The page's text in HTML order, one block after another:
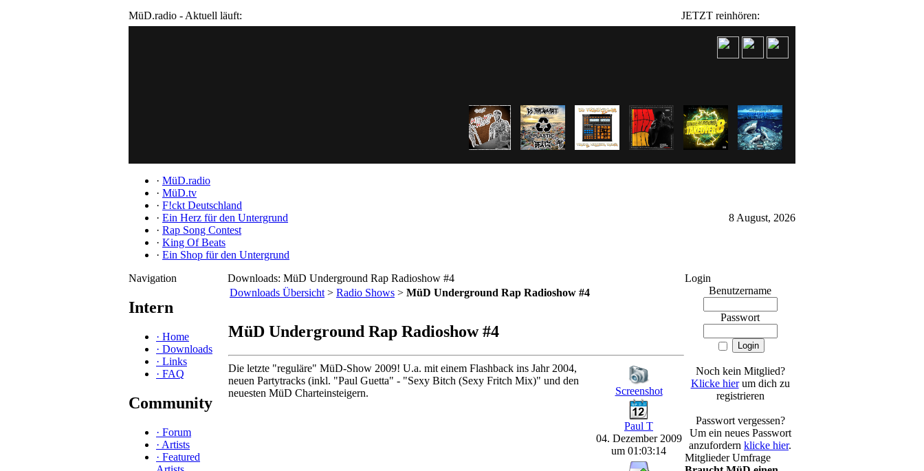
MüD.radio - Aktuell läuft: JETZT reinhören:
· MüD.radio
· MüD.tv
· F!ckt Deutschland
· Ein Herz für den Untergrund
· Rap Song Contest
· King Of Beats
· Ein Shop für den Untergrund
8 August, 2026
Navigation
Intern
· Home
· Downloads
· Links
· FAQ
Community
· Forum
· Artists
· Featured
Downloads: MüD Underground Rap Radioshow #4
Downloads Übersicht > Radio Shows > MüD Underground Rap Radioshow #4
MüD Underground Rap Radioshow #4
Die letzte "reguläre" MüD-Show 2009! U.a. mit einem Flashback ins Jahr 2004,
neuen Partytracks (inkl. "Paul Guetta" - "Sexy Bitch (Sexy Fritch Mix)" und den
neuesten MüD Charteinsteigern.
Screenshot
Paul T
04. Dezember 2009
um 01:03:14
Login
Benutzername
Passwort
Noch kein Mitglied?
Klicke hierum dich zu
registrieren
Passwort vergessen?
Um ein neues Passwort
anzufordern klicke hier.
Mitglieder Umfrage